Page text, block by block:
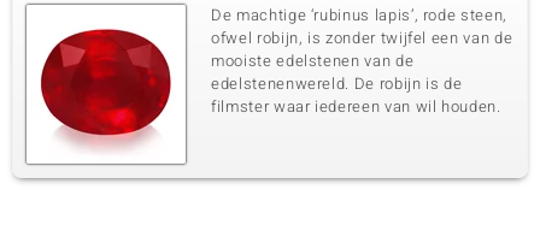
Karaatgewicht som
0,323 ct
Slijpvorm
Rond Brilliant Geslepen
Zetting
Prong
Herkomst
Afrika
De machtige ‘rubinus lapis’, rode steen,
ofwel robijn, is zonder twijfel een van de
mooiste edelstenen van de
edelstenenwereld. De robijn is de
filmster waar iedereen van wil houden.